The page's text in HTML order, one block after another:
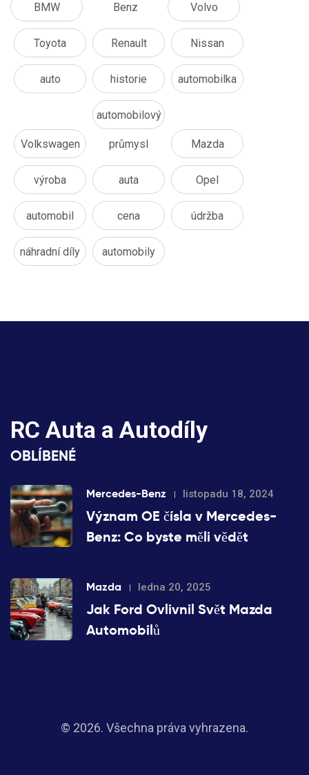
BMW Benz Volvo
Toyota Renault Nissan
auto historie automobilka
Volkswagen
automobilový
průmysl Mazda
výroba auta Opel
automobil cena údržba
náhradní díly automobily
RC Auta a Autodíly
OBLÍBENÉ
Mercedes-Benz listopadu 18, 2024
Význam OE čísla v Mercedes-
Benz: Co byste měli vědět
Mazda ledna 20, 2025
Jak Ford Ovlivnil Svět Mazda
Automobilů
© 2026. Všechna práva vyhrazena.